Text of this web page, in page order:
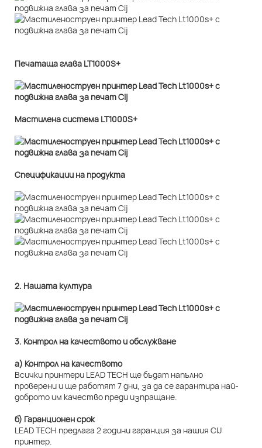
Печатаща глава LT1000S+
Мастилена система LT1000S+
Спецификации на продукта
2. Нашата култура
3. Контрол на качеството и обслужване
а) Контрол на качеството
Всички принтери LEAD TECH ще бъдат напълно
проверени и ще работят 7 дни, за да се гарантира най-
доброто им качество преди изпращане.
б) Гаранционен срок
LEAD TECH предлага 2 години гаранция за нашия CIJ
принтер.